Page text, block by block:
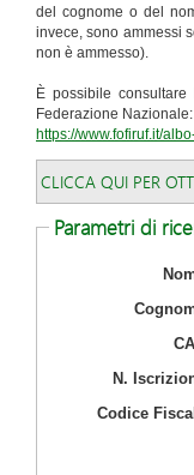
del cognome o del
invece, sono ammessi
non è ammesso).
È possibile
Federazione Nazionale:
https://www.fofiruf.it/
CLICCA QUI PER
Parametri di
N.
Codice